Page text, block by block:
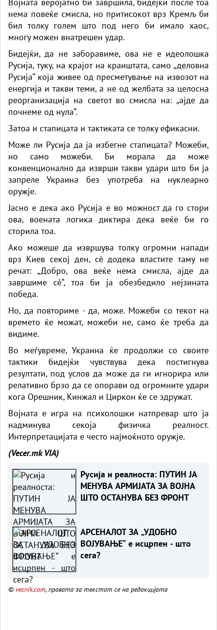
нема повеќе смисла, но притисокот врз Кремљ би
бил толку голем што под него би имало хаос,
многу можен внатрешен удар.
Бидејќи, да не заборавиме, ова не е идеолошка
Русија, туку, на крајот на краиштата, само „деловна
Русија“ која живее од пресметување на извозот на
енергија и такви теми, а не од желбата за целосна
реорганизација на светот во смисла на: „ајде да
почнеме од нула“.
Затоа и стапицата и тактиката се толку ефикасни.
Може ли Русија да ја избегне стапицата? Можеби,
но само можеби. Би морала да може
конвенционално да изврши такви удари што би ја
запреле Украина без употреба на нуклеарно
оружје.
Јасно е дека ако Русија е во можност да го стори
ова, воената логика диктира дека веќе би го
сторила тоа.
Ако можеше да извршува толку огромни напади
врз Киев секој ден, сè додека властите таму не
речат: „Добро, ова веќе нема смисла, ајде да
завршиме сè“, тоа би ја обезбедило нејзината
победа.
Но, да повториме - да, може. Можеби со текот на
времето ќе можат, можеби не, само ќе треба да
видиме.
Во меѓувреме, Украина ќе продолжи со своите
тактики бидејќи чувствува дека постигнува
резултати, под услов да може да ги игнорира или
релативно брзо да се опорави од огромните удари
кога Орешник, Кинжал и Циркон ќе се здружат.
Војната е игра на психолошки натпревар што ја
надминува секоја физичка реалност.
Интерпретацијата е често најмоќното оружје.
(Vecer.mkVIA)
Русија и реалноста: ПУТИН ЈА
МЕНУВА АРМИЈАТА ЗА ВОЈНА
ШТО ОСТАНУВА БЕЗ ФРОНТ
АРСЕНАЛОТ ЗА „УДОБНО
ВОЈУВАЊЕ“ е исцрпен - што
сега?
© vesnik.com, правата за текстот се на редакцијата